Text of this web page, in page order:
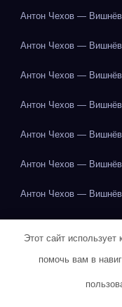
Антон Чехов —
Антон Чехов —
Антон Чехов —
Антон Чехов —
Антон Чехов —
Антон Чехов —
Антон Чехов —
Апельсин
Этот сайт
помочь вам в